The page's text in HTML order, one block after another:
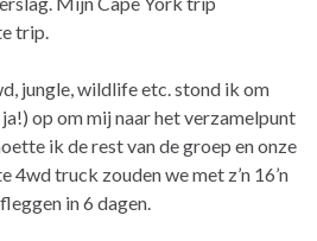
trip.
jungle, wildlife etc. stond ik om
op om mij naar het verzamelpunt
ik de rest van de groep en onze
4wd truck zouden we met z’n 16’n
in 6 dagen.